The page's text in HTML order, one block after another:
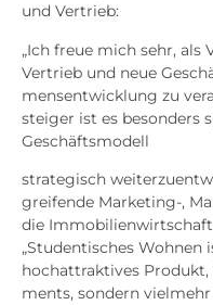
und Ver­trieb:
„Ich freue mich sehr, als
Ver­trieb und neue
mens­ent­wick­lung zu
stei­ger ist es beson­ders
Geschäfts­mo­dell
stra­te­gisch
grei­fen­de Marketing‑,
die
„Stu­den­ti­sches Woh­nen
hoch­at­trak­ti­ves
ments, son­dern